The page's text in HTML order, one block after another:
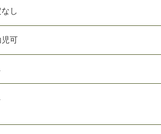
し
可